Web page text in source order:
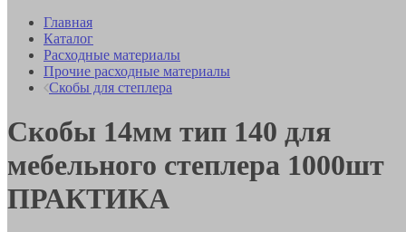
Главная
Каталог
Расходные материалы
Прочие расходные материалы
Скобы для степлера
Скобы 14мм тип 140 для
мебельного степлера 1000шт
ПРАКТИКА